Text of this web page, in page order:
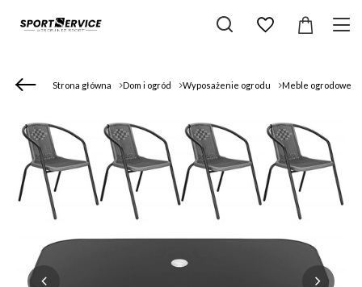
Strona główna Dom i ogród Wyposażenie ogrodu Meble ogrodowe